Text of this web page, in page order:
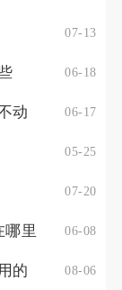
07-13
06-18
动 06-17
05-25
07-20
哪里 06-08
的 08-06